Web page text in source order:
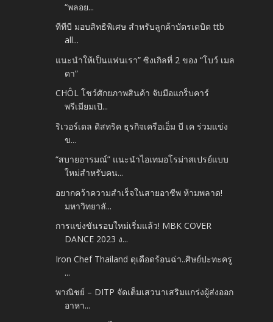
“พลอย...
ทีทีบี มอบสิทธิพิเศษ สำหรับลูกค้าบัตรเดบิต ttb
all...
แนะนำให้เป็นแฟนเรา” ซิงเกิลที่ 2 ของ “โบว์ เมล
ดา”
CHÔL โชว์ศักยภาพสินค้า จับมือแกร็บคาร์
พรีเมียมเปิ...
ริเวอร์เดล ดิสทริค ธุรกิจเครือเอ็ม บี เค ร่วมแข่ง
ข...
“สบายอารมณ์” แนะนำไอเทมอโรม่าสเปรย์แบบ
ใหม่สำหรับคน...
อยากคว้าความสำเร็จในสายอาชีพ ห้ามพลาด!
มหาวิทยาลั...
การแข่งขันรอบใหม่เริ่มแล้ว! MBK COVER
DANCE 2023 ง...
Iron Chef Thailand ดุเดือดร้อนฉ่า..ศิษย์ปะทะครู
...
พาณิชย์ – DITP จัดเต็มเสวนาเสริมแกร่งผู้ส่งออก
อาหา...